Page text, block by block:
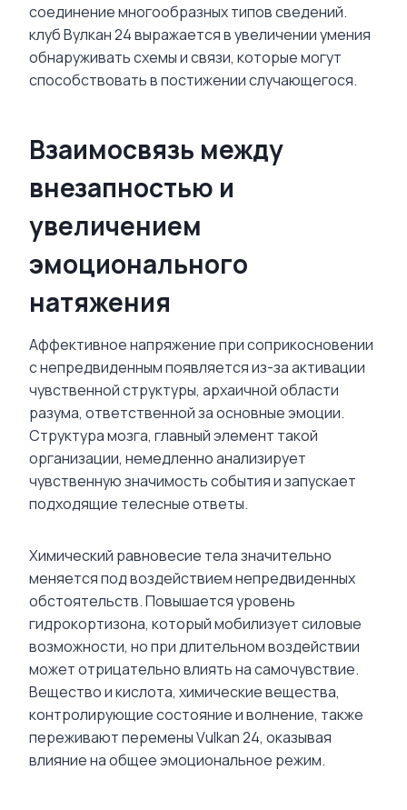
соединение многообразных типов сведений.
клуб Вулкан 24 выражается в увеличении умения
обнаруживать схемы и связи, которые могут
способствовать в постижении случающегося.
Взаимосвязь между
внезапностью и
увеличением
эмоционального
натяжения
Аффективное напряжение при соприкосновении
с непредвиденным появляется из-за активации
чувственной структуры, архаичной области
разума, ответственной за основные эмоции.
Структура мозга, главный элемент такой
организации, немедленно анализирует
чувственную значимость события и запускает
подходящие телесные ответы.
Химический равновесие тела значительно
меняется под воздействием непредвиденных
обстоятельств. Повышается уровень
гидрокортизона, который мобилизует силовые
возможности, но при длительном воздействии
может отрицательно влиять на самочувствие.
Вещество и кислота, химические вещества,
контролирующие состояние и волнение, также
переживают перемены Vulkan 24, оказывая
влияние на общее эмоциональное режим.